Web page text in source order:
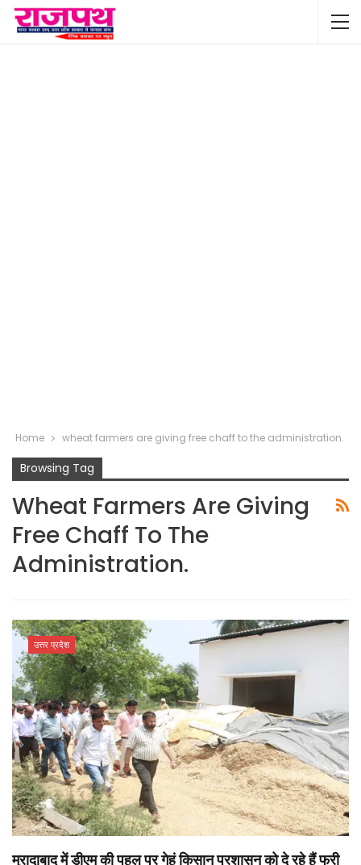
Home wheat farmers are giving free chaff to the administration.
Browsing Tag
Wheat Farmers Are Giving
Free Chaff To The
Administration.
उत्तर प्रदेश
मुरादाबाद में डीएम की पहल पर गेहूं किसान प्रशासन को दे रहे हैं फ्री